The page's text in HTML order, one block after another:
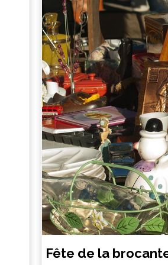
Fête de la